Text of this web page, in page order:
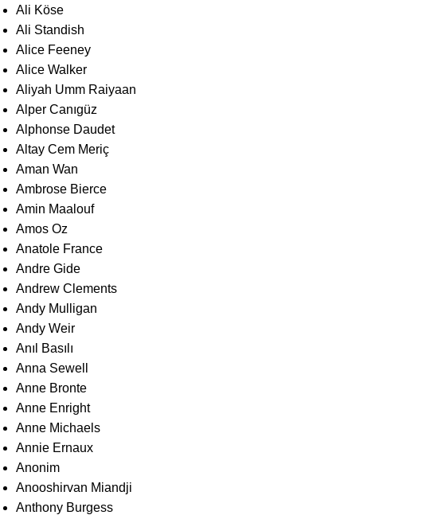
Ali Köse
Ali Standish
Alice Feeney
Alice Walker
Aliyah Umm Raiyaan
Alper Canıgüz
Alphonse Daudet
Altay Cem Meriç
Aman Wan
Ambrose Bierce
Amin Maalouf
Amos Oz
Anatole France
Andre Gide
Andrew Clements
Andy Mulligan
Andy Weir
Anıl Basılı
Anna Sewell
Anne Bronte
Anne Enright
Anne Michaels
Annie Ernaux
Anonim
Anooshirvan Miandji
Anthony Burgess